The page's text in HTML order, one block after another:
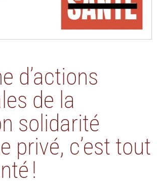
d’actions
de la
solidarité
privé, c’est tout
!